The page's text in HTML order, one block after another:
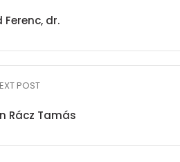
Ferenc, dr.
POST
Rácz Tamás